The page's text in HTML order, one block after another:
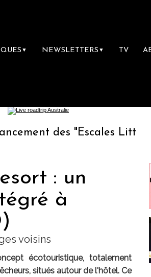
▼ NEWSLETTERS ▼ TV
des "Escales Littéraires",
: un
à
voisins
écotouristique, totalement
situés autour de l'hôtel. Ce